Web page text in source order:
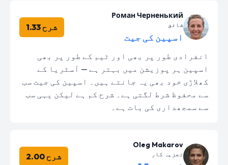
Роман Черненький
شائق
اسپین کی جیت
شرح 1.33
انفرادی طور پر بھی اور ٹیم کے طور پر بھی
اسپین ہر پوزیشن میں بہتر ہے — آسٹریا کے
کھلاڑی خود بھی یہ جانتے ہیں۔ اسپین کی جیت سب
سے محفوظ شرط لگتی ہے۔ شرح کم ہے لیکن یہی سب
سے سمجھداری کی بات ہے۔
Oleg Makarov
تجزیہ کار شرح 2.00